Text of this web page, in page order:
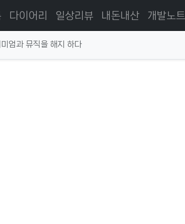
다이어리 일상리뷰 내돈내산 개발노트
엄과 뮤직을 해지 하다